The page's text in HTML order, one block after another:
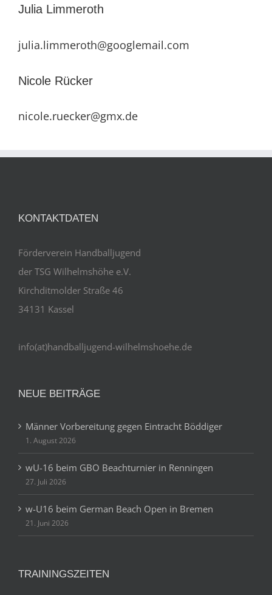
Julia Limmeroth
julia.limmeroth@googlemail.com
Nicole Rücker
nicole.ruecker@gmx.de
KONTAKTDATEN
Förderverein Handballjugend
der TSG Wilhelmshöhe e.V.
Kirchditmolder Straße 46
34131 Kassel
info(at)handballjugend-wilhelmshoehe.de
NEUE BEITRÄGE
Männer Vorbereitung gegen Eintracht Böddiger
1. August 2026
wU-16 beim GBO Beachturnier in Renningen
27. Juli 2026
w-U16 beim German Beach Open in Bremen
21. Juni 2026
TRAININGSZEITEN